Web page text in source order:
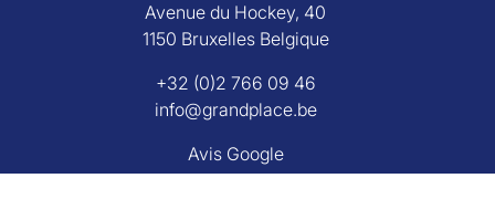
Avenue du Hockey, 40
1150 Bruxelles Belgique
+32 (0)2 766 09 46
info@grandplace.be
Avis Google